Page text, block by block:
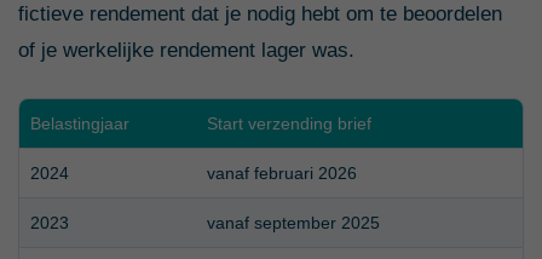
fictieve rendement dat je nodig hebt om te beoordelen
of je werkelijke rendement lager was.
Belastingjaar Start verzending brief
2024 vanaf februari 2026
2023 vanaf september 2025